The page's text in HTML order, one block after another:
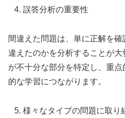
誤答分析の重要性
間違えた問題は、単に正解を
違えたのかを分析することが
が不十分な部分を特定し、重
的な学習につながります。
様々なタイプの問題に取り